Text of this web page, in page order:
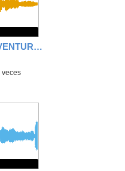
RADIOTEATRO: LA AVENTURA BAJO EL MAR
veces